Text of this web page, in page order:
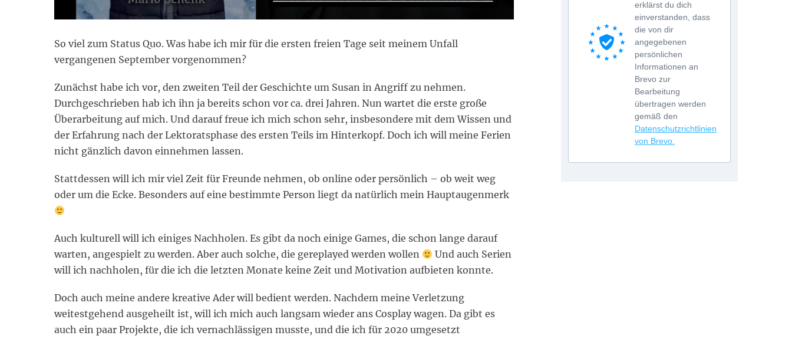
So viel zum Status Quo. Was habe ich mir für die ersten freien Tage seit meinem Unfall
vergangenen September vorgenommen?
Zunächst habe ich vor, den zweiten Teil der Geschichte um Susan in Angriff zu nehmen.
Durchgeschrieben hab ich ihn ja bereits schon vor ca. drei Jahren. Nun wartet die erste große
Überarbeitung auf mich. Und darauf freue ich mich schon sehr, insbesondere mit dem Wissen und
der Erfahrung nach der Lektoratsphase des ersten Teils im Hinterkopf. Doch ich will meine Ferien
nicht gänzlich davon einnehmen lassen.
Stattdessen will ich mir viel Zeit für Freunde nehmen, ob online oder persönlich – ob weit weg
oder um die Ecke. Besonders auf eine bestimmte Person liegt da natürlich mein Hauptaugenmerk
Auch kulturell will ich einiges Nachholen. Es gibt da noch einige Games, die schon lange darauf
warten, angespielt zu werden. Aber auch solche, die gereplayed werden wollen
Und auch Serien
will ich nachholen, für die ich die letzten Monate keine Zeit und Motivation aufbieten konnte.
Doch auch meine andere kreative Ader will bedient werden. Nachdem meine Verletzung
weitestgehend ausgeheilt ist, will ich mich auch langsam wieder ans Cosplay wagen. Da gibt es
auch ein paar Projekte, die ich vernachlässigen musste, und die ich für 2020 umgesetzt
erklärst du dich
einverstanden, dass
die von dir
angegebenen
persönlichen
Informationen an
Brevo zur
Bearbeitung
übertragen werden
gemäß den
Datenschutzrichtlinien
von Brevo.